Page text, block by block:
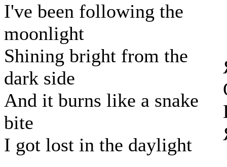
I've been following the
moonlight
Shining bright from the
dark side
And it burns like a snake
bite
I got lost in the daylight